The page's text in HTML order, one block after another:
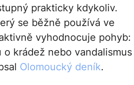
prakticky kdykoliv.
se běžně používá ve
vyhodnocuje pohyb:
krádež nebo vandalismus
Olomoucký deník.